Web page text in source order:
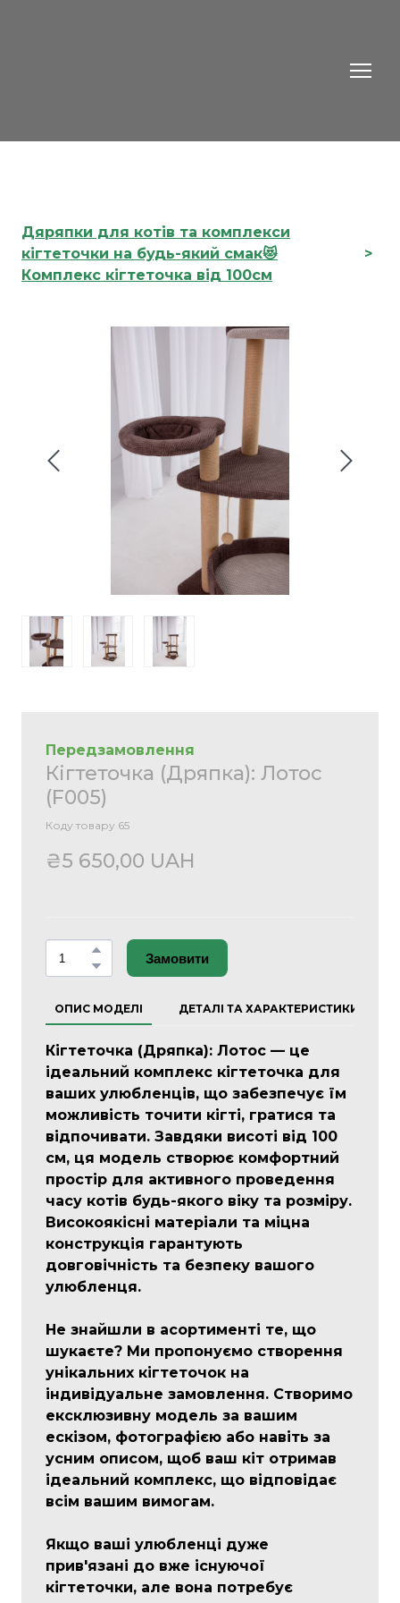
Дяряпки для котів та комплекси
кігтеточки на будь-який смак😻
Комплекс кігтеточка від 100см
Передзамовлення
Кігтеточка (Дряпка): Лотос
(F005)
Коду товару 65
₴5 650,00 UAH
Замовити
ОПИС МОДЕЛІ ДЕТАЛІ ТА ХАРАКТЕРИСТИКИ
Кігтеточка (Дряпка): Лотос — це
ідеальний комплекс кігтеточка для
ваших улюбленців, що забезпечує їм
можливість точити кігті, гратися та
відпочивати. Завдяки висоті від 100
см, ця модель створює комфортний
простір для активного проведення
часу котів будь-якого віку та розміру.
Високоякісні матеріали та міцна
конструкція гарантують
довговічність та безпеку вашого
улюбленця.
Не знайшли в асортименті те, що
шукаєте? Ми пропонуємо створення
унікальних кігтеточок на
індивідуальне замовлення. Створимо
ексклюзивну модель за вашим
ескізом, фотографією або навіть за
усним описом, щоб ваш кіт отримав
ідеальний комплекс, що відповідає
всім вашим вимогам.
Якщо ваші улюбленці дуже
прив'язані до вже існуючої
кігтеточки, але вона потребує